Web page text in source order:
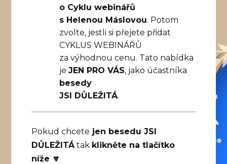
o Cyklu webinářů
s Helenou Máslovou. Potom
zvolte, jestli si přejete přidat
CYKLUS WEBINÁŘŮ
za výhodnou cenu. Tato nabídka
jeJEN PRO VÁS, jako účastníka
besedy
JSI DŮLEŽITÁ.
Pokud chcete jen besedu JSI
DŮLEŽITÁ tak klikněte na tlačítko
níže 🔽